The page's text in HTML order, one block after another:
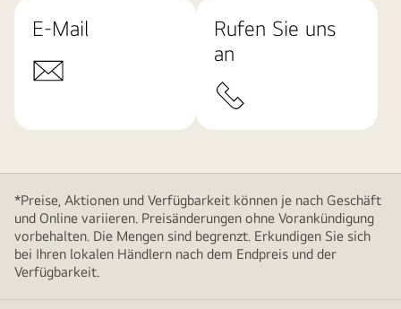
E-Mail
Rufen Sie uns
an
*Preise, Aktionen und Verfügbarkeit können je nach Geschäft
und Online variieren. Preisänderungen ohne Vorankündigung
vorbehalten. Die Mengen sind begrenzt. Erkundigen Sie sich
bei Ihren lokalen Händlern nach dem Endpreis und der
Verfügbarkeit.